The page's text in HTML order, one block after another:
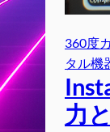
360度
タル機
力